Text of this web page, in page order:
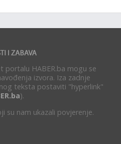
portalu HABER.ba mogu se
izvora. Iza zadnje
teksta postaviti "hyperlink"
).
su nam ukazali povjerenje.